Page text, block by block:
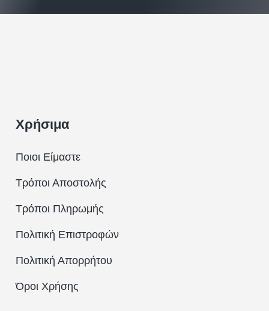
Χρήσιμα
Ποιοι Είμαστε
Τρόποι Αποστολής
Τρόποι Πληρωμής
Πολιτική Επιστροφών
Πολιτική Απορρήτου
Όροι Χρήσης